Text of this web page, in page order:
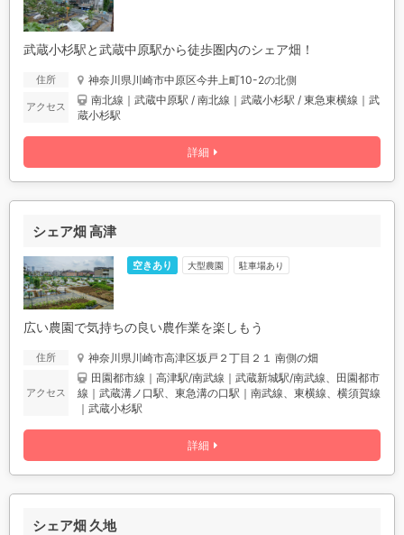
詳細
武蔵小杉駅と武蔵中原駅から徒歩圏内のシェア畑！
住所 神奈川県川崎市中原区今井上町10-2の北側
アクセス 南北線｜武蔵中原駅 / 南北線｜武蔵小杉駅 / 東急東横線｜武
蔵小杉駅
シェア畑 高津
詳細
空きあり 大型農園 駐車場あり
広い農園で気持ちの良い農作業を楽しもう
住所 神奈川県川崎市高津区坂戸２丁目２１ 南側の畑
アクセス
田園都市線｜高津駅/南武線｜武蔵新城駅/南武線、田園都市
線｜武蔵溝ノ口駅、東急溝の口駅｜南武線、東横線、横須賀線
｜武蔵小杉駅
シェア畑 久地